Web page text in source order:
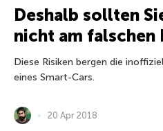
Deshalb sollten
nicht am falschen
Diese Risiken bergen die
eines Smart-Cars.
20 Apr 2018